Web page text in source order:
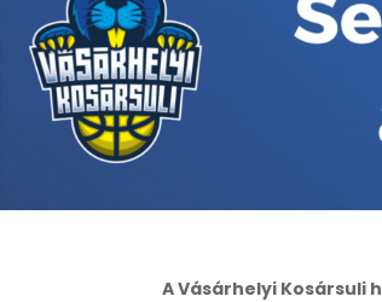
A Vásárhelyi Kosársuli